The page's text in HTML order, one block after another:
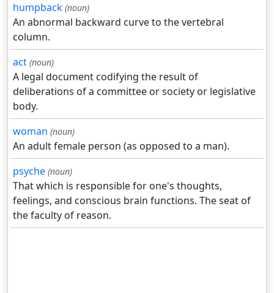
humpback (noun)
An abnormal backward curve to the vertebral
column.
act (noun)
A legal document codifying the result of
deliberations of a committee or society or legislative
body.
woman (noun)
An adult female person (as opposed to a man).
psyche (noun)
That which is responsible for one's thoughts,
feelings, and conscious brain functions. The seat of
the faculty of reason.